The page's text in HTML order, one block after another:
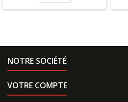
NOTRE SOCIÉTÉ
VOTRE COMPTE